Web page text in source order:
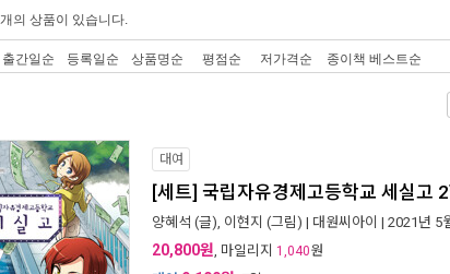
개의 상품이 있습니다.
출간일순 등록일순 상품명순 평점순 저가격순 종이책 베스트순
대여
[세트] 국립자유경제고등학교 세실고
양혜석 (글), 이현지 (그림) | 대원씨아이 | 2021년 5
20,800원, 마일리지 1,040원